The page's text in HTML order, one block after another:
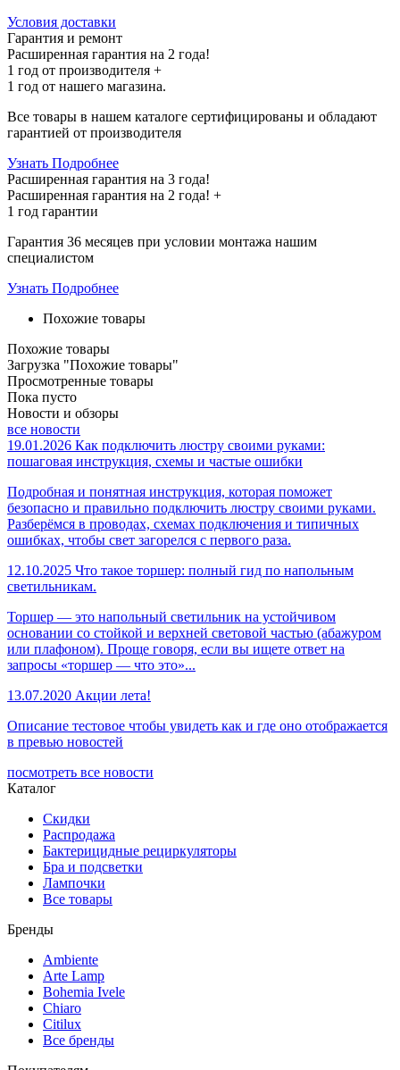
Условия доставки
Гарантия и ремонт
Расширенная гарантия на 2 года!
1 год от производителя +
1 год от нашего магазина.
Все товары в нашем каталоге сертифицированы и обладают
гарантией от производителя
Узнать Подробнее
Расширенная гарантия на 3 года!
Расширенная гарантия на 2 года! +
1 год гарантии
Гарантия 36 месяцев при условии монтажа нашим
специалистом
Узнать Подробнее
Похожие товары
Похожие товары
Загрузка "Похожие товары"
Просмотренные товары
Пока пусто
Новости и обзоры
все новости
19.01.2026 Как подключить люстру своими руками:
пошаговая инструкция, схемы и частые ошибки
Подробная и понятная инструкция, которая поможет
безопасно и правильно подключить люстру своими руками.
Разберёмся в проводах, схемах подключения и типичных
ошибках, чтобы свет загорелся с первого раза.
12.10.2025 Что такое торшер: полный гид по напольным
светильникам.
Торшер — это напольный светильник на устойчивом
основании со стойкой и верхней световой частью (абажуром
или плафоном). Проще говоря, если вы ищете ответ на
запросы «торшер — что это»...
13.07.2020 Акции лета!
Описание тестовое чтобы увидеть как и где оно отображается
в превью новостей
посмотреть все новости
Каталог
Скидки
Распродажа
Бактерицидные рециркуляторы
Бра и подсветки
Лампочки
Все товары
Бренды
Ambiente
Arte Lamp
Bohemia Ivele
Chiaro
Citilux
Все бренды